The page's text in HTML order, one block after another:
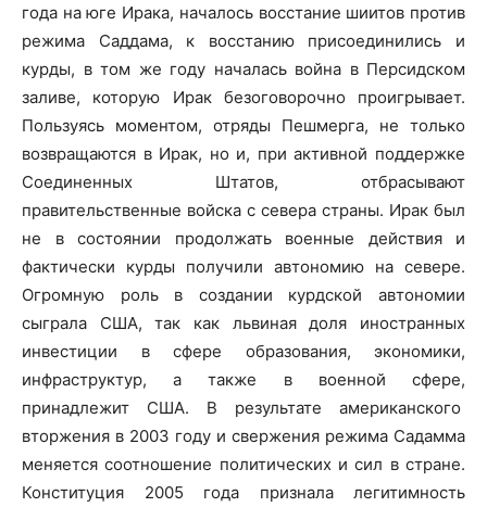
года на юге Ирака, началось восстание шиитов против
режима Саддама, к восстанию присоединились и
курды, в том же году началась война в Персидском
заливе, которую Ирак безоговорочно проигрывает.
Пользуясь моментом, отряды Пешмерга, не только
возвращаются в Ирак, но и, при активной поддержке
Соединенных Штатов, отбрасывают
правительственные войска с севера страны. Ирак был
не в состоянии продолжать военные действия и
фактически курды получили автономию на севере.
Огромную роль в создании курдской автономии
сыграла США, так как львиная доля иностранных
инвестиции в сфере образования, экономики,
инфраструктур, а также в военной сфере,
принадлежит США. В результате американского
вторжения в 2003 году и свержения режима Садамма
меняется соотношение политических и сил в стране.
Конституция 2005 года признала легитимность